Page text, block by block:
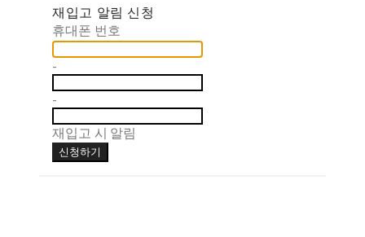
재입고 알림 신청
휴대폰 번호
-
-
재입고 시 알림
신청하기